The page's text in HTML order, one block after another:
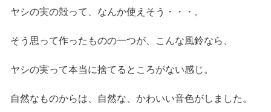
ヤシの実の殻って、なんか使えそう・・・。
そう思って作ったものの一つが、こんな風鈴なら、
ヤシの実って本当に捨てるところがない感じ。
自然なものからは、自然な、かわいい音色がしました。